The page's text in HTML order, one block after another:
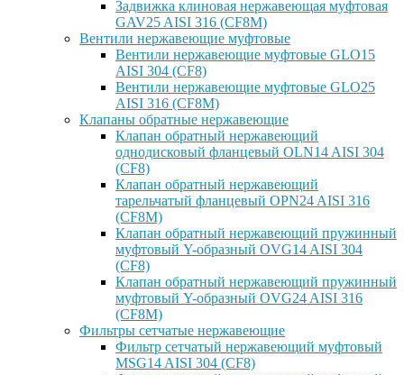
Задвижка клиновая нержавеющая муфтовая
GAV25 AISI 316 (CF8M)
Вентили нержавеющие муфтовые
Вентили нержавеющие муфтовые GLO15
AISI 304 (CF8)
Вентили нержавеющие муфтовые GLO25
AISI 316 (CF8M)
Клапаны обратные нержавеющие
Клапан обратный нержавеющий
однодисковый фланцевый OLN14 AISI 304
(CF8)
Клапан обратный нержавеющий
тарельчатый фланцевый OPN24 AISI 316
(CF8M)
Клапан обратный нержавеющий пружинный
муфтовый Y-образный OVG14 AISI 304
(CF8)
Клапан обратный нержавеющий пружинный
муфтовый Y-образный OVG24 AISI 316
(CF8М)
Фильтры сетчатые нержавеющие
Фильтр сетчатый нержавеющий муфтовый
MSG14 AISI 304 (CF8)